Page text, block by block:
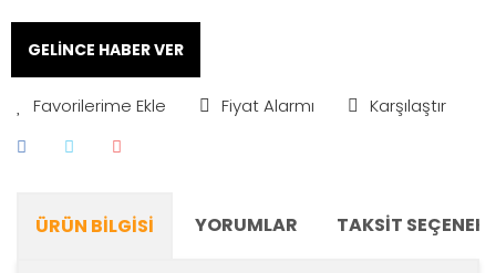
GELİNCE HABER VER
Fiyat Alarmı Karşılaştır
ÜRÜN BILGISI YORUMLAR TAKSIT